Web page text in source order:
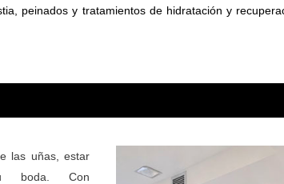
peinados y tratamientos de hidratación y
las uñas, estar
boda. Con